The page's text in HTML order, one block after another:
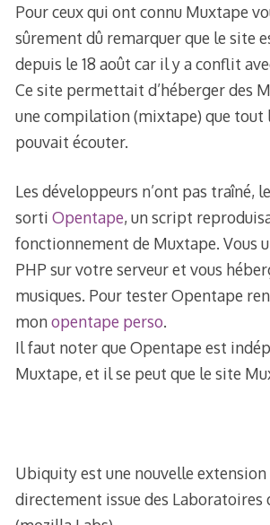
Pour ceux qui ont connu Muxtape
sûrement dû remarquer que le site
depuis le 18 août car il y a conflit
Ce site permettait d’héberger des
une compilation (mixtape) que tout
pouvait écouter.
Les développeurs n’ont pas traîné,
sorti Opentape, un script
fonctionnement de Muxtape. Vous
PHP sur votre serveur et vous
musiques. Pour tester Opentape
monopentape perso.
Il faut noter que Opentape est
Muxtape, et il se peut que le site
Ubiquity est une nouvelle
directement issue des Laboratoires